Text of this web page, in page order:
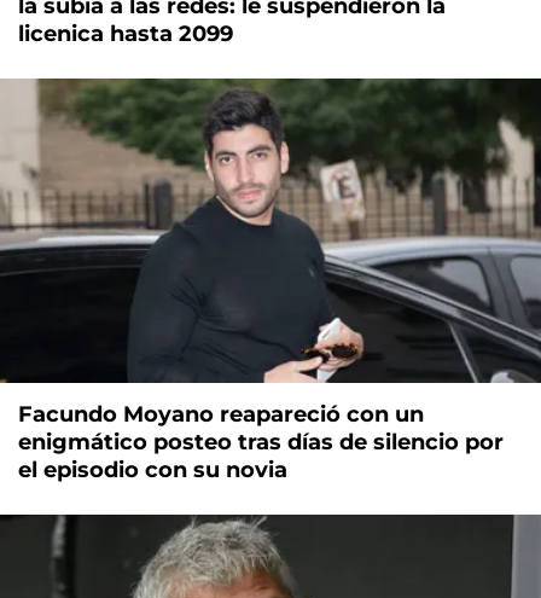
la subía a las redes: le suspendieron la
licenica hasta 2099
Facundo Moyano reapareció con un
enigmático posteo tras días de silencio por
el episodio con su novia